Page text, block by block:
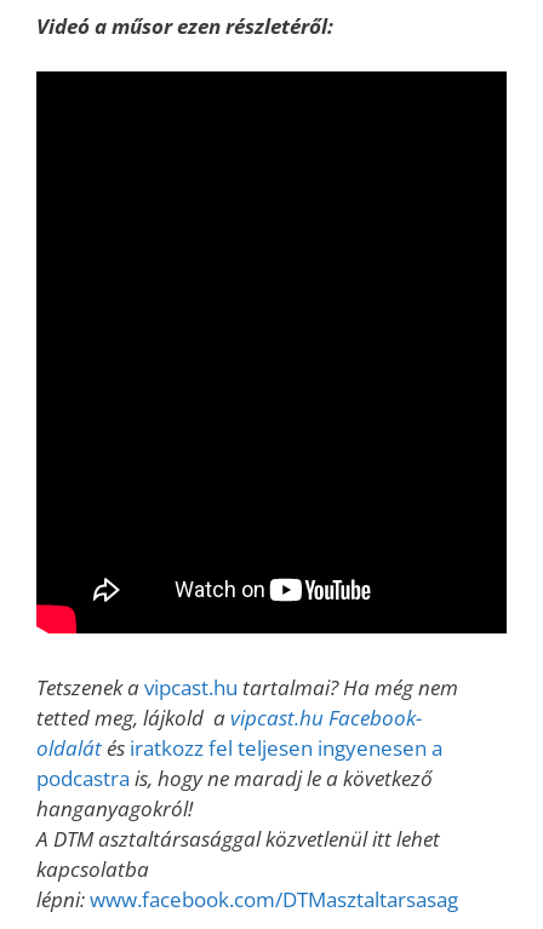
Videó a műsor ezen részletéről:
Tetszenek avipcast.hu tartalmai? Ha még nem
tetted meg, lájkold avipcast.hu Facebook-
oldalátés iratkozz fel teljesen ingyenesen a
podcastra is, hogy ne maradj le a következő
hanganyagokról!
A DTM asztaltársasággal közvetlenül itt lehet
kapcsolatba
lépni:www.facebook.com/DTMasztaltarsasag